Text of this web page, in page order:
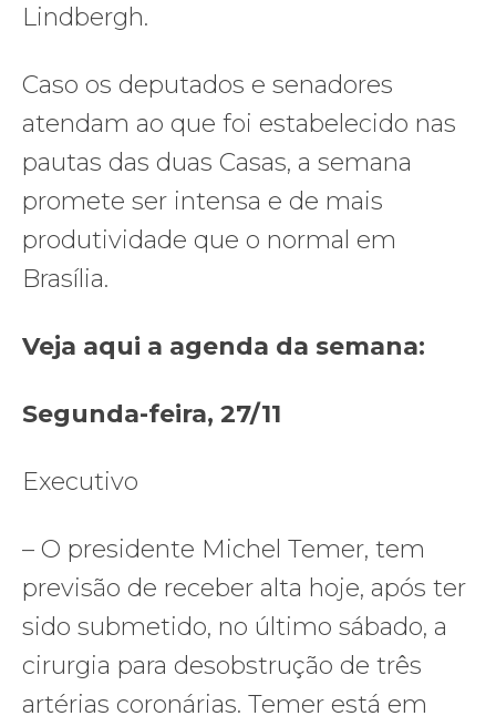
Lindbergh.
Caso os deputados e senadores
atendam ao que foi estabelecido nas
pautas das duas Casas, a semana
promete ser intensa e de mais
produtividade que o normal em
Brasília.
Veja aqui a agenda da semana:
Segunda-feira, 27/11
Executivo
– O presidente Michel Temer, tem
previsão de receber alta hoje, após ter
sido submetido, no último sábado, a
cirurgia para desobstrução de três
artérias coronárias. Temer está em